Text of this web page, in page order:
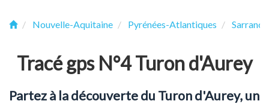
Nouvelle-Aquitaine Pyrénées-Atlantiques Sarrance
Tracé gps N°4 Turon d'Aurey
Partez à la découverte du Turon d'Aurey, un